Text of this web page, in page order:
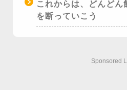
これからは、どんどん
を断っていこう
Sponsored